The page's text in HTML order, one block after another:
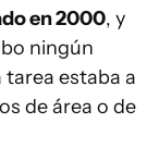
en 2000, y
ningún
estaba a
de área o de